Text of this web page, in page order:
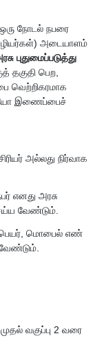
நோடல் நபரை
அடையாளம்
புதுமைப்படுத்து
தகுதி பெற,
வெற்றிகரமாக
இணைப்பைச்
அல்லது நிர்வாக
எனது அரசு
வேண்டும்.
பெயர், மொபைல் எண்
வகுப்பு 2 வரை